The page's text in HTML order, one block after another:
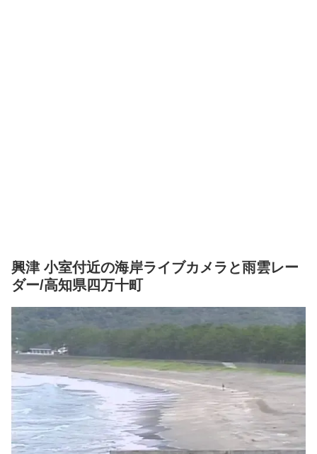
興津 小室付近の海岸ライブカメラと雨雲レー
ダー/高知県四万十町